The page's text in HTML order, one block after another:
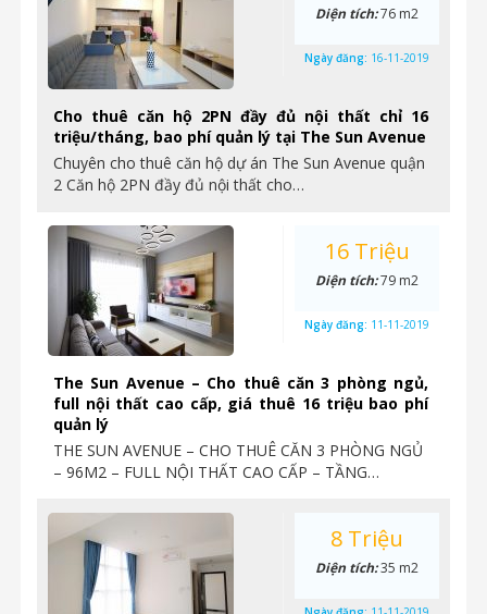
Cho thuê căn hộ 2PN đầy đủ nội thất chỉ 16
triệu/tháng, bao phí quản lý tại The Sun Avenue
Chuyên cho thuê căn hộ dự án The Sun Avenue quận
2 Căn hộ 2PN đầy đủ nội thất cho…
Diện tích:76 m2
Ngày đăng: 16-11-2019
The Sun Avenue – Cho thuê căn 3 phòng ngủ,
full nội thất cao cấp, giá thuê 16 triệu bao phí
quản lý
THE SUN AVENUE – CHO THUÊ CĂN 3 PHÒNG NGỦ
– 96M2 – FULL NỘI THẤT CAO CẤP – TẦNG…
16 Triệu
Diện tích:79 m2
Ngày đăng: 11-11-2019
8 Triệu
Diện tích:35 m2